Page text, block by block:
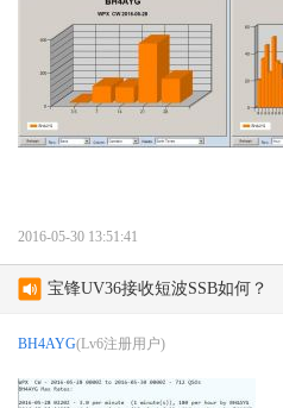
2016-05-30 13:51:41
宝锋UV36接收短波SSB如何？
新人报到 请求激活 字母改为大写
test
BH4AYG(Lv6注册用户)